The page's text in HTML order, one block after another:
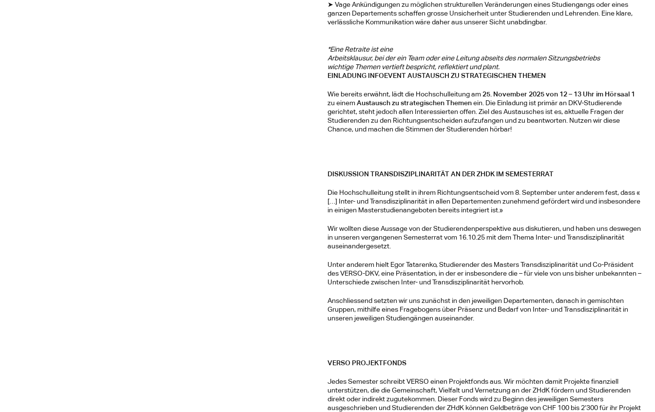
➤ Vage Ankündigungen zu möglichen strukturellen Veränderungen eines Studiengangs oder eines
ganzen Departements schaffen grosse Unsicherheit unter Studierenden und Lehrenden. Eine klare,
verlässliche Kommunikation wäre daher aus unserer Sicht unabdingbar.
*Eine Retraite ist eine
Arbeitsklausur, bei der ein Team oder eine Leitung abseits des normalen Sitzungsbetriebs
wichtige Themen vertieft bespricht, reflektiert und plant.
EINLADUNG INFOEVENT AUSTAUSCH ZU STRATEGISCHEN THEMEN
Wie bereits erwähnt, lädt die Hochschulleitung am 25. November 2025von 12 – 13 Uhr im Hörsaal 1
zu einem Austausch zu strategischen Themen ein. Die Einladung ist primär an DKV-Studierende
gerichtet, steht jedoch allen Interessierten offen. Ziel des Austausches ist es, aktuelle Fragen der
Studierenden zu den Richtungsentscheiden aufzufangen und zu beantworten. Nutzen wir diese
Chance, und machen die Stimmen der Studierenden hörbar!
DISKUSSION TRANSDISZIPLINARITÄT AN DER ZHDK IM SEMESTERRAT
Die Hochschulleitung stellt in ihrem Richtungsentscheid vom 8. September unter anderem fest, dass «
[…] Inter- und Transdisziplinarität in allen Departementen zunehmend gefördert wird und insbesondere
in einigen Masterstudienangeboten bereits integriert ist.»
Wir wollten diese Aussage von der Studierendenperspektive aus diskutieren, und haben uns deswegen
in unseren vergangenen Semesterrat vom 16.10.25 mit dem Thema Inter- und Transdisziplinarität
auseinandergesetzt.
Unter anderem hielt Egor Tatarenko, Studierender des Masters Transdisziplinarität und Co-Präsident
des VERSO-DKV, eine Präsentation, in der er insbesondere die – für viele von uns bisher unbekannten –
Unterschiede zwischen Inter- und Transdisziplinarität hervorhob.
Anschliessend setzten wir uns zunächst in den jeweiligen Departementen, danach in gemischten
Gruppen, mithilfe eines Fragebogens über Präsenz und Bedarf von Inter- und Transdisziplinarität in
unseren jeweiligen Studiengängen auseinander.
VERSO PROJEKTFONDS
Jedes Semester schreibt VERSO einen Projektfonds aus. Wir möchten damit Projekte finanziell
unterstützen, die die Gemeinschaft, Vielfalt und Vernetzung an der ZHdK fördern und Studierenden
direkt oder indirekt zugutekommen. Dieser Fonds wird zu Beginn des jeweiligen Semesters
ausgeschrieben und Studierenden der ZHdK können Geldbeträge von CHF 100 bis 2‘300 für ihr Projekt